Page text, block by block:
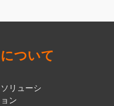
について
ソリューシ
ョン